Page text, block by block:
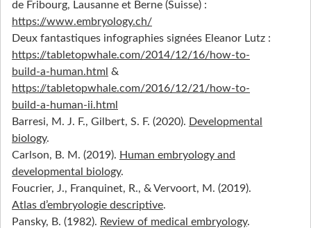
de Fribourg, Lausanne et Berne (Suisse) :
https://www.embryology.ch/
Deux fantastiques infographies signées Eleanor Lutz :
https://tabletopwhale.com/2014/12/16/how-to-
build-a-human.html &
https://tabletopwhale.com/2016/12/21/how-to-
build-a-human-ii.html
Barresi, M. J. F., Gilbert, S. F. (2020). Developmental
biology.
Carlson, B. M. (2019). Human embryology and
developmental biology.
Foucrier, J., Franquinet, R., & Vervoort, M. (2019).
Atlas d’embryologie descriptive.
Pansky, B. (1982). Review of medical embryology.